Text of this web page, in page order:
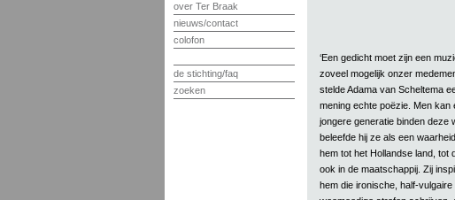
over Ter Braak
nieuws/contact
colofon
de stichting/faq
zoeken
‘Een gedicht moet zijn een
zoveel mogelijk onzer
stelde Adama van Scheltema
mening echte poëzie. Men
jongere generatie binden deze
beleefde hij ze als een
hem tot het Hollandse land, tot
ook in de maatschappij. Zij
hem die ironische, half-